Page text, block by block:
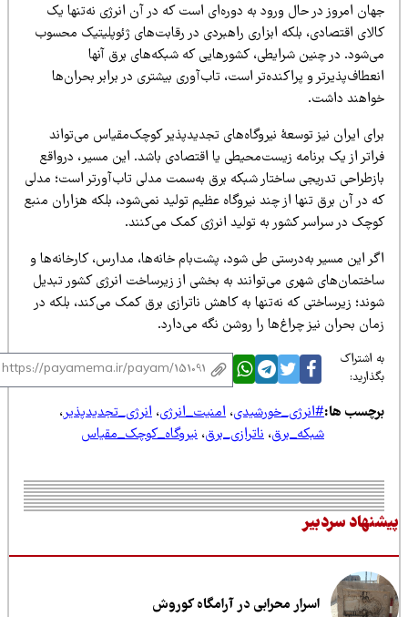
امروز در حال ورود به دوره‌ای است که در آن انرژی نه‌تنها یک
اقتصادی، بلکه ابزاری راهبردی در رقابت‌های ژئوپلیتیک محسوب
در چنین شرایطی، کشورهایی که شبکه‌های برق آنها
و پراکنده‌تر است، تاب‌آوری بیشتری در برابر بحران‌ها
داشت.
ایران نیز توسعۀ نیروگاه‌های تجدیدپذیر کوچک‌مقیاس می‌تواند
از یک برنامه زیست‌محیطی یا اقتصادی باشد. این مسیر، درواقع
تدریجی ساختار شبکه برق به‌سمت مدلی تاب‌آورتر است؛ مدلی
در آن برق تنها از چند نیروگاه عظیم تولید نمی‌شود، بلکه هزاران منبع
در سراسر کشور به تولید انرژی کمک می‌کنند.
این مسیر به‌درستی طی شود، پشت‌بام خانه‌ها، مدارس، کارخانه‌ها و
شهری می‌توانند به بخشی از زیرساخت انرژی کشور تبدیل
زیرساختی که نه‌تنها به کاهش ناترازی برق کمک می‌کند، بلکه در
بحران نیز چراغ‌ها را روشن نگه می‌دارد.
اشتراک
ها:#انرژی_خورشیدی،امنیت_انرژی،انرژی_تجدیدپذیر،
شبکه_برق،ناترازی_برق،نیروگاه_کوچک_مقیاس
سردبیر
اسرار محرابی در آرامگاه کوروش